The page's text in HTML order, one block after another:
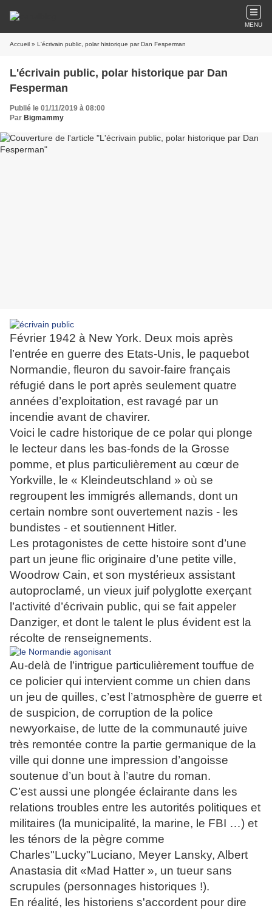
MENU
Accueil » L'écrivain public, polar historique par Dan Fesperman
L'écrivain public, polar historique par Dan
Fesperman
Publié le 01/11/2019 à 08:00
Par Bigmammy
Février 1942 à New York. Deux mois après
l’entrée en guerre des Etats-Unis, le paquebot
Normandie, fleuron du savoir-faire français
réfugié dans le port après seulement quatre
années d’exploitation, est ravagé par un
incendie avant de chavirer.
Voici le cadre historique de ce polar qui plonge
le lecteur dans les bas-fonds de la Grosse
pomme, et plus particulièrement au cœur de
Yorkville, le « Kleindeutschland » où se
regroupent les immigrés allemands, dont un
certain nombre sont ouvertement nazis - les
bundistes - et soutiennent Hitler.
Les protagonistes de cette histoire sont d’une
part un jeune flic originaire d’une petite ville,
Woodrow Cain, et son mystérieux assistant
autoproclamé, un vieux juif polyglotte exerçant
l’activité d’écrivain public, qui se fait appeler
Danziger, et dont le talent le plus évident est la
récolte de renseignements.
Au-delà de l’intrigue particulièrement touffue de
ce policier qui intervient comme un chien dans
un jeu de quilles, c’est l’atmosphère de guerre et
de suspicion, de corruption de la police
newyorkaise, de lutte de la communauté juive
très remontée contre la partie germanique de la
ville qui donne une impression d’angoisse
soutenue d’un bout à l’autre du roman.
C’est aussi une plongée éclairante dans les
relations troubles entre les autorités politiques et
militaires (la municipalité, la marine, le FBI …) et
les ténors de la pègre comme
Charles"Lucky"Luciano, Meyer Lansky, Albert
Anastasia dit «Mad Hatter », un tueur sans
scrupules (personnages historiques !).
En réalité, les historiens s'accordent pour dire